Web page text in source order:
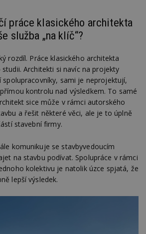
práce klasického architekta
služba „na klíč“?
rozdíl. Práce klasického architekta
Architekti si navíc na projekty
sami je neprojektují,
kontrolu nad výsledkem. To samé
sice může v rámci autorského
a řešit některé věci, ale je to úplně
stavební firmy.
komunikuje se stavbyvedoucím
na stavbu podívat. Spolupráce v rámci
kolektivu je natolik úzce spjatá, že
lepší výsledek.